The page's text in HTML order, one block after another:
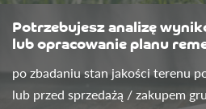
Potrzebujesz analizę
lub opracowanie planu
po zbadaniu stan jakości terenu
lub przed sprzedażą / zakupem